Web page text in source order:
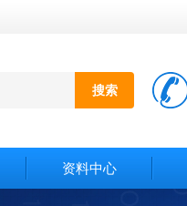
资料中心